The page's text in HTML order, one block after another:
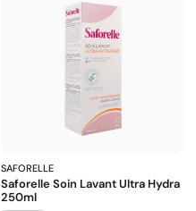
SAFORELLE
Saforelle Soin Lavant Ultra Hydra
250ml